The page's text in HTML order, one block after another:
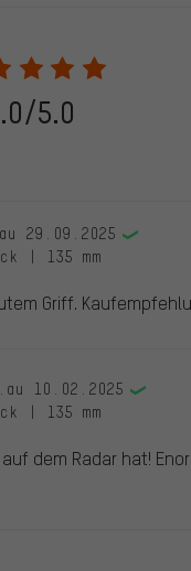
les évaluations vérifiées
du produit. Nous ne
vérifiées sont
et à partir du
pas acheté chez
toutes les
5.0
au 29.09.2025
| 135 mm
Griff.
au 10.02.2025
| 135 mm
dem Radar hat!